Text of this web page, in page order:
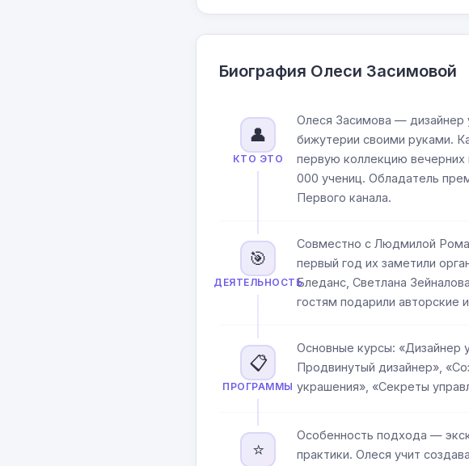
Биография Олеси Засимовой
👤
КТО ЭТО
Олеся Засимова — дизайнер
бижутерии своими руками.
первую коллекцию вечерних
000 учениц. Обладатель
Первого канала.
🎯
ДЕЯТЕЛЬНОСТЬ
Совместно с Людмилой
первый год их заметили
Бледанс, Светлана
гостям подарили авторские
📋
ПРОГРАММЫ
Основные курсы: «Дизайнер
Продвинутый дизайнер»,
украшения», «Секреты
⭐
Особенность подхода —
практики. Олеся учит